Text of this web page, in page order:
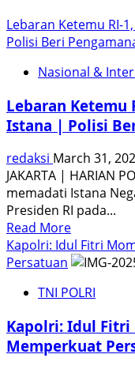
Lebaran Ketemu RI-
Polisi Beri
Nasional &
Lebaran Ketemu
Istana | Polisi
redaksi March 31,
JAKARTA | HARIAN
memadati Istana
Presiden RI pada...
Read MoreRead
more
about
Ketemu
1,
Ribuan
Kapolri: Idul Fitri
Persatuan
TNI POLRI
Kapolri: Idul Fitri
Memperkuat